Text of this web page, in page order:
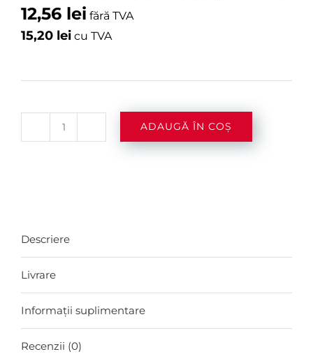
12,56 lei fără TVA
15,20 lei cu TVA
gri
-
ADAUGĂ ÎN COȘ
Descriere
Livrare
Informații suplimentare
Recenzii (0)